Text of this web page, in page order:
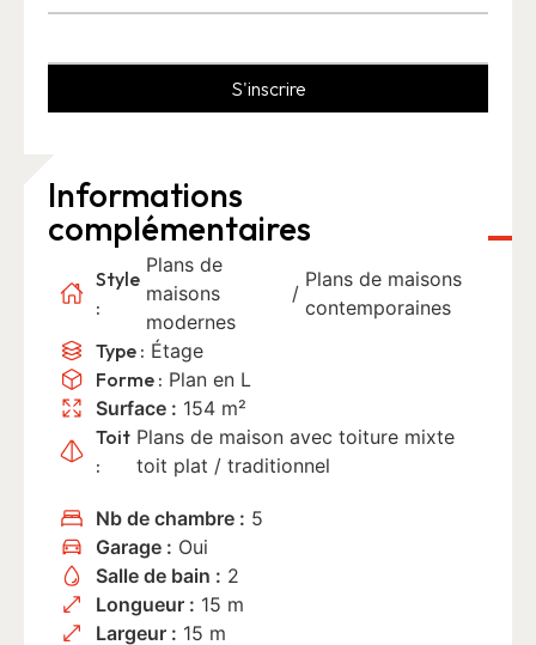
S'inscrire
Informations
complémentaires
Style
:
Plans de
maisons
modernes
/
Plans de maisons
contemporaines
Type : Étage
Forme : Plan en L
Surface : 154 m²
Toit
:
Plans de maison avec toiture mixte
toit plat / traditionnel
Nb de chambre : 5
Garage : Oui
Salle de bain : 2
Longueur : 15 m
Largeur : 15 m